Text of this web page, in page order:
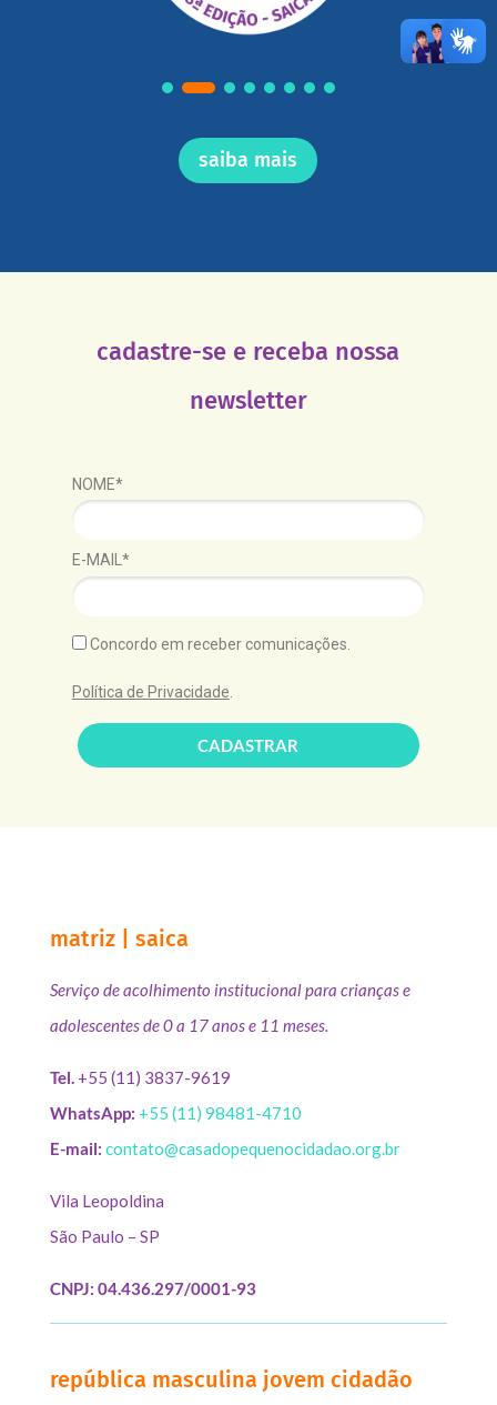
saiba mais
cadastre-se e receba nossa
newsletter
NOME*
E-MAIL*
Concordo em receber comunicações.
Política de Privacidade
CADASTRAR
matriz | saica
Serviço de acolhimento institucional para crianças e
adolescentes de 0 a 17 anos e 11 meses.
Tel.+55 (11) 3837-9619
WhatsApp: +55 (11) 98481-4710
E-mail: contato@casadopequenocidadao.org.br
Vila Leopoldina
São Paulo – SP
CNPJ: 04.436.297/0001-93
república masculina jovem cidadão